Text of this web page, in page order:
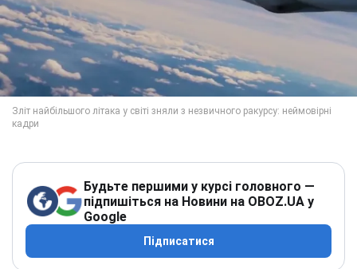
Будьте першими у курсі головного —
підпишіться на Новини на OBOZ.UA у
Google
Підписатися